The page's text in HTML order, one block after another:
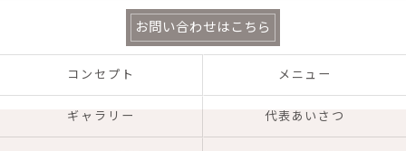
お問い合わせはこちら
コンセプト メニュー
ギャラリー 代表あいさつ